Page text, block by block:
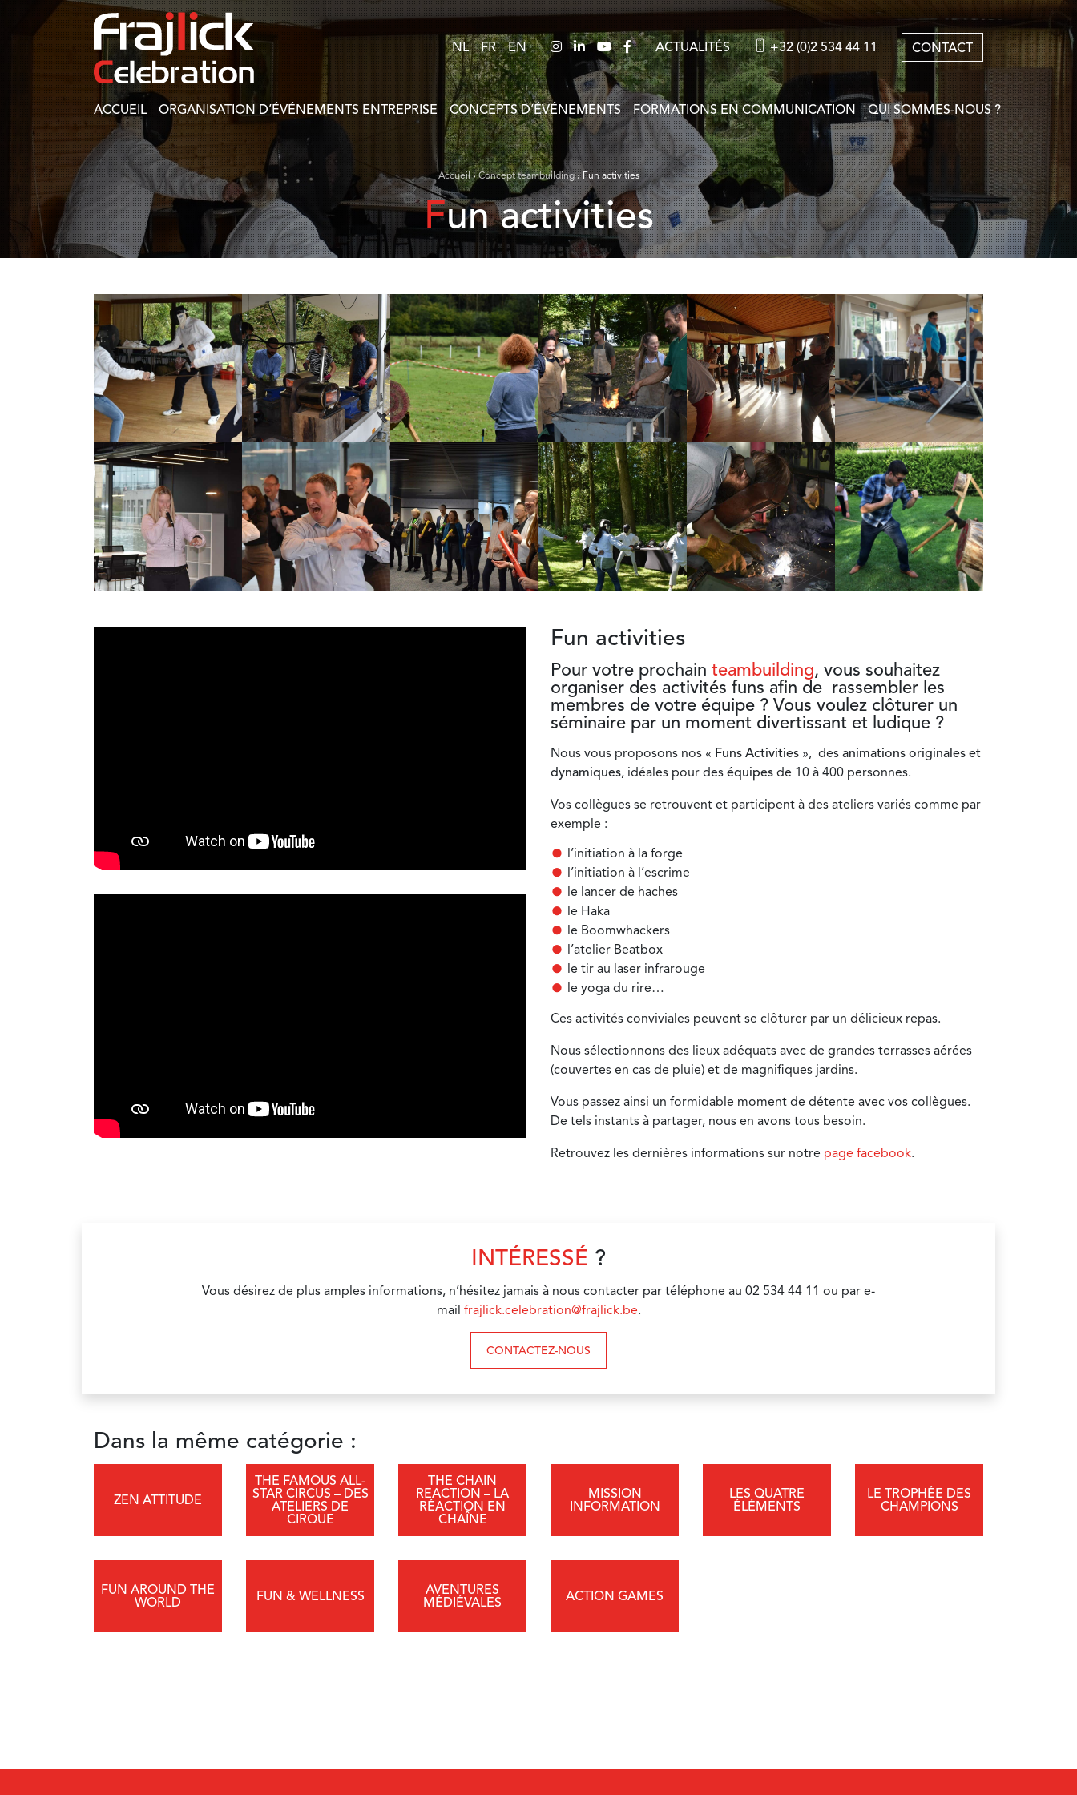
NL FR EN ACTUALITÉS +32 (0)2 534 44 11 CONTACT
ACCUEIL ORGANISATION D’ÉVÉNEMENTS ENTREPRISE CONCEPTS D’ÉVÉNEMENTS FORMATIONS EN COMMUNICATION QUI SOMMES-NOUS ?
Accueil›Concept teambuilding›Fun activities
Fun activities
Fun activities
Pour votre prochain teambuilding, vous souhaitez
organiser des activités funs afin de rassembler les
membres de votre équipe ? Vous voulez clôturer un
séminaire par un moment divertissant et ludique ?
Nous vous proposons nos « Funs Activities », des animations originales et
dynamiques, idéales pour des équipes de 10 à 400 personnes.
Vos collègues se retrouvent et participent à des ateliers variés comme par
exemple :
l’initiation à la forge
l’initiation à l’escrime
le lancer de haches
le Haka
le Boomwhackers
l’atelier Beatbox
le tir au laser infrarouge
le yoga du rire…
Ces activités conviviales peuvent se clôturer par un délicieux repas.
Nous sélectionnons des lieux adéquats avec de grandes terrasses aérées
(couvertes en cas de pluie) et de magnifiques jardins.
Vous passez ainsi un formidable moment de détente avec vos collègues.
De tels instants à partager, nous en avons tous besoin.
Retrouvez les dernières informations sur notre page facebook.
INTÉRESSÉ ?
Vous désirez de plus amples informations, n’hésitez jamais à nous contacter par téléphone au 02 534 44 11 ou par e-
mail frajlick.celebration@frajlick.be.
CONTACTEZ-NOUS
Dans la même catégorie :
ZEN ATTITUDE
THE FAMOUS ALL-
STAR CIRCUS – DES
ATELIERS DE
CIRQUE
THE CHAIN
REACTION – LA
RÉACTION EN
CHAÎNE
MISSION
INFORMATION
LES QUATRE
ÉLÉMENTS
LE TROPHÉE DES
CHAMPIONS
FUN AROUND THE
WORLD
FUN & WELLNESS
AVENTURES
MÉDIÉVALES
ACTION GAMES